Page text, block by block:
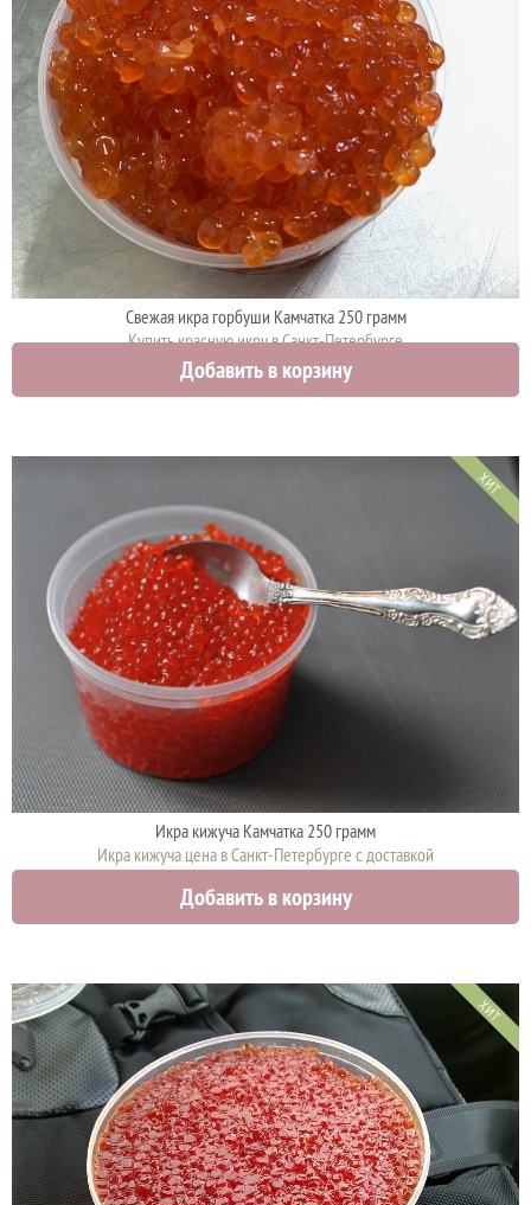
Свежая икра горбуши Камчатка 250 грамм
Купить красную икру в Санкт-Петербурге
4425 руб.
Добавить в корзину
ХИТ
Икра кижуча Камчатка 250 грамм
Икра кижуча цена в Санкт-Петербурге с доставкой
Добавить в корзину
ХИТ